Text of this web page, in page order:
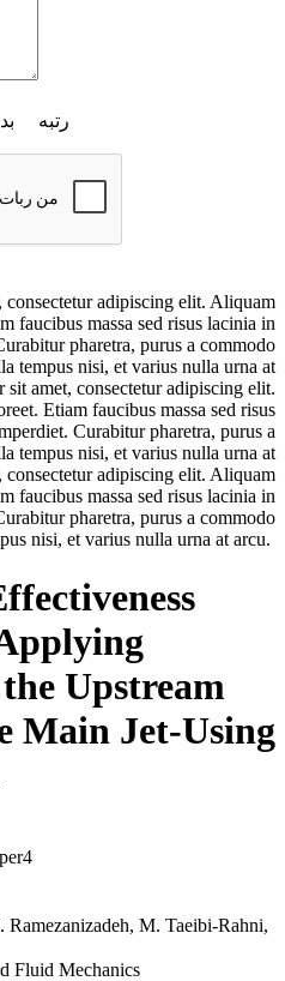
رتبه بد
adipiscing elit. Aliquam
faucibus massa sed risus lacinia in
pharetra, purus a commodo
tempus nisi, et varius nulla urna at
amet, consectetur adipiscing elit.
Etiam faucibus massa sed risus
Curabitur pharetra, purus a
tempus nisi, et varius nulla urna at
adipiscing elit. Aliquam
faucibus massa sed risus lacinia in
pharetra, purus a commodo
nisi, et varius nulla urna at arcu.
Upstream
Main Jet-Using
M. Taeibi-Rahni,
Fluid Mechanics